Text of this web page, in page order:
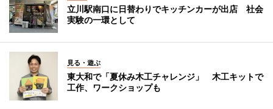
立川駅南口に日替わりでキッチンカーが出店 社会
実験の一環として
見る・遊ぶ
東大和で「夏休み木工チャレンジ」 木工キットで
工作、ワークショップも